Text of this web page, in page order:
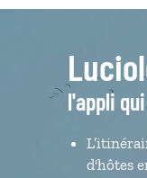
l'appli
d'hôtes